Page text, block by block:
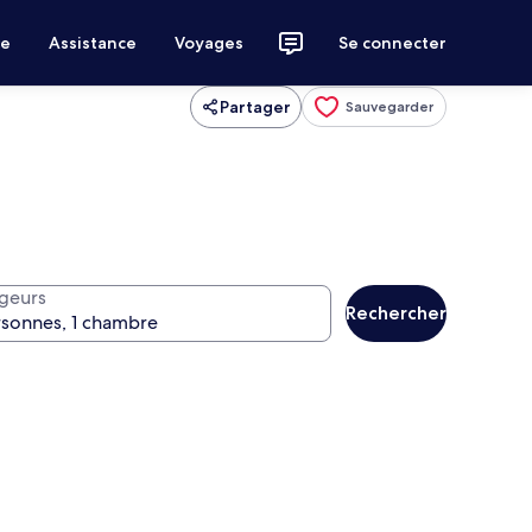
Assistance Voyages Se connecter
Partager Sauvegarder
Rechercher